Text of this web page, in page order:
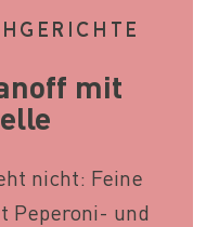
mit
nicht: Feine
Peperoni- und